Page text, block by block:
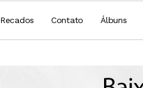
Recados Contato Álbuns